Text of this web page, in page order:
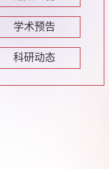
学术预告
科研动态